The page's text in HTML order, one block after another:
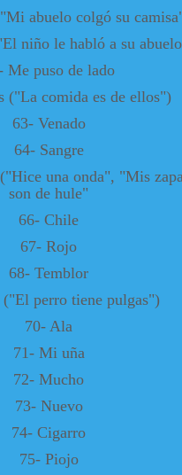
abuelo colgó su
niño le habló a su
Me puso de lado
("La comida es de ellos")
63- Venado
64- Sangre
una onda", "Mis
son de hule"
66- Chile
67- Rojo
68- Temblor
("El perro tiene pulgas")
70- Ala
71- Mi uña
72- Mucho
73- Nuevo
74- Cigarro
75- Piojo